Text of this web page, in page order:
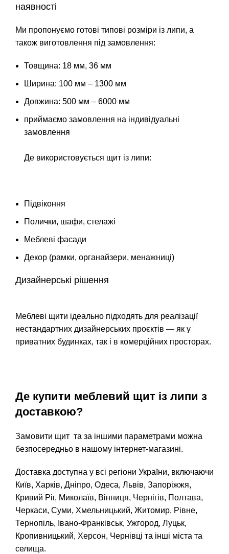
наявності
Ми пропонуємо готові типові розміри із липи, а
також виготовлення під замовлення:
Товщина: 18 мм, 36 мм
Ширина: 100 мм – 1300 мм
Довжина: 500 мм – 6000 мм
приймаємо замовлення на індивідуальні
замовлення
Де використовується щит із липи:
Підвіконня
Полички, шафи, стелажі
Меблеві фасади
Декор (рамки, органайзери, менажниці)
Дизайнерські рішення
Меблеві щити ідеально підходять для реалізації
нестандартних дизайнерських проєктів — як у
приватних будинках, так і в комерційних просторах.
Де купити меблевий щит із липи з
доставкою?
Замовити щит та за іншими параметрами можна
безпосередньо в нашому інтернет-магазині.
Доставка доступна у всі регіони України, включаючи
Київ, Харків, Дніпро, Одеса, Львів, Запоріжжя,
Кривий Ріг, Миколаїв, Вінниця, Чернігів, Полтава,
Черкаси, Суми, Хмельницький, Житомир, Рівне,
Тернопіль, Івано-Франківськ, Ужгород, Луцьк,
Кропивницький, Херсон, Чернівці та інші міста та
селища.